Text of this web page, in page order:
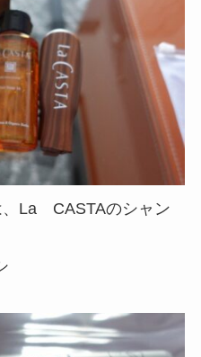
、La CASTAのシャン